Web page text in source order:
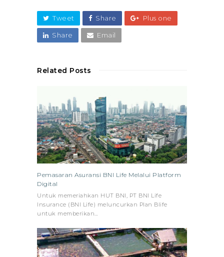
Tweet Share Plus one
Share Email
Related Posts
Pemasaran Asuransi BNI Life Melalui Platform
Digital
Untuk memeriahkan HUT BNI, PT BNI Life
Insurance (BNI Life) meluncurkan Plan Blife
untuk memberikan…